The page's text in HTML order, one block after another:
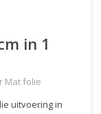
in 1
Mat folie
uitvoering in